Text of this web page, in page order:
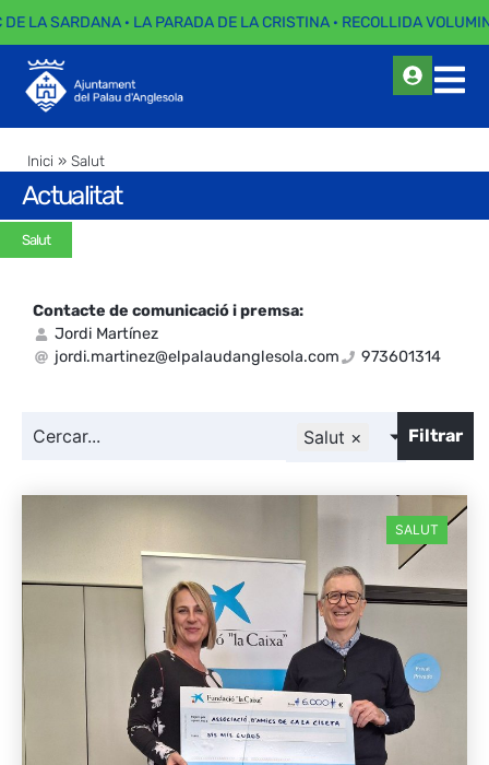
LA SARDANA · LA PARADA DE LA CRISTINA · RECOLLIDA
Inici » Salut
Salut
Actualitat
Contacte de comunicació i premsa:
Jordi Martínez
jordi.martinez@elpalaudanglesola.com
973601314
Salut × Filtrar
SALUT